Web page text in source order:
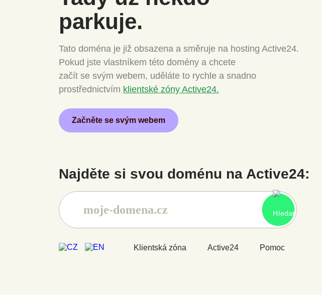
parkuje.
Tato doména je již obsazena a směruje na hosting Active24.
Pokud jste vlastníkem této domény a chcete
začít se svým webem, uděláte to rychle a snadno
prostřednictvím klientské zóny Active24.
Začněte se svým webem
Najděte si svou doménu na Active24:
Klientská zóna Active24 Pomoc